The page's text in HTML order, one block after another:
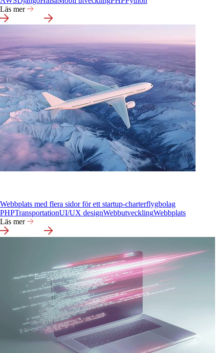
Läs mer
Webbplats med flera sidor för ett startup-charterflygbolag
PHPTransportationUI/UX designWebbutvecklingWebbplats
Läs mer